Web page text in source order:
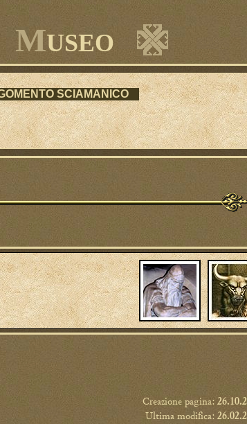
MUSEO
SCIAMANICO
Creazione pagina:
Ultima modifica: